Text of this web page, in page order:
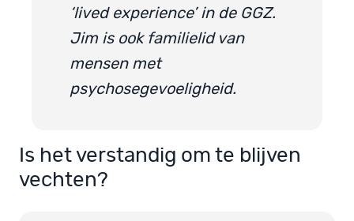
‘lived experience’ in de GGZ.
Jim is ook familielid van
mensen met
psychosegevoeligheid.
Is het verstandig om te blijven
vechten?